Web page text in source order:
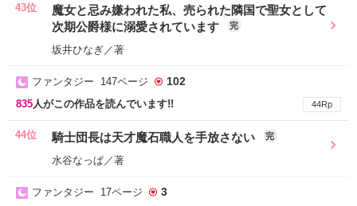
43位
魔女と忌み嫌われた私、売られた隣国で聖女として
次期公爵様に溺愛されています
完
坂井ひなぎ／著
ファンタジー 147ページ 102
835人がこの作品を読んでいます!! 44Rp
44位 騎士団長は天才魔石職人を手放さない 完
水谷なっぱ／著
ファンタジー 17ページ 3